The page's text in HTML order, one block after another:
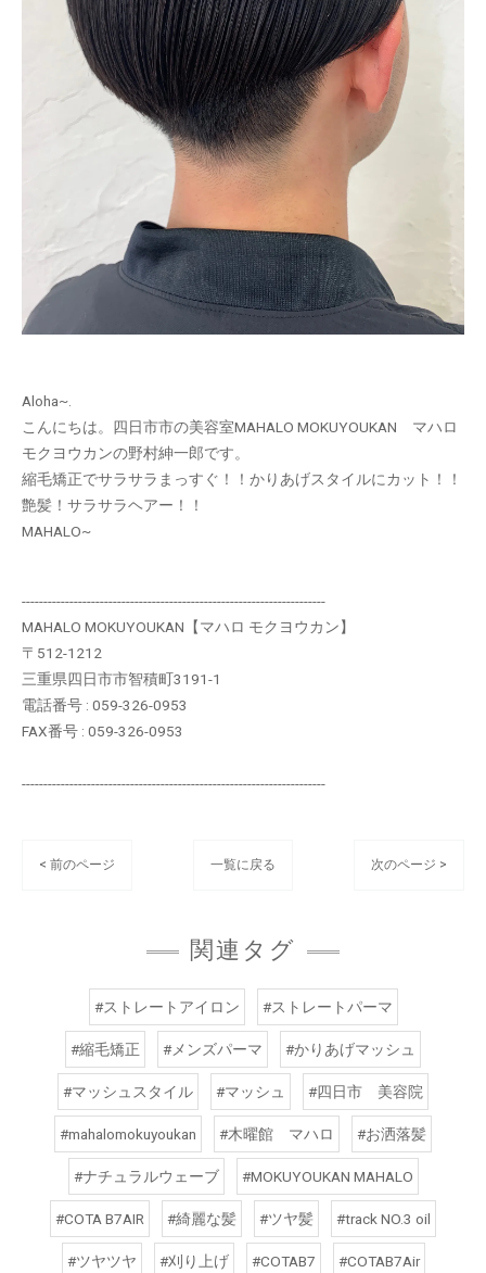
Aloha~.
こんにちは。四日市市の美容室MAHALO MOKUYOUKAN マハロ
モクヨウカンの野村紳一郎です。
縮毛矯正でサラサラまっすぐ！！かりあげスタイルにカット！！
艶髪！サラサラヘアー！！
MAHALO~
----------------------------------------------------------------------
MAHALO MOKUYOUKAN【マハロ モクヨウカン】
〒512-1212
三重県四日市市智積町3191-1
電話番号 : 059-326-0953
FAX番号 : 059-326-0953
----------------------------------------------------------------------
< 前のページ 一覧に戻る 次のページ >
関連タグ
#ストレートアイロン #ストレートパーマ
#縮毛矯正 #メンズパーマ #かりあげマッシュ
#マッシュスタイル #マッシュ #四日市 美容院
#mahalomokuyoukan #木曜館 マハロ #お洒落髪
#ナチュラルウェーブ #MOKUYOUKAN MAHALO
#COTA B7AIR #綺麗な髪 #ツヤ髪 #track NO.3 oil
#ツヤツヤ #刈り上げ #COTAB7 #COTAB7Air